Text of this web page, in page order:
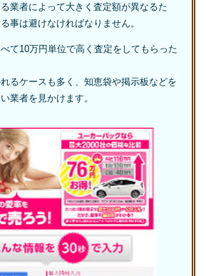
業者によって大きく査定額が異なるた
事は避けなければなりません。
て10万円単位で高く査定をしてもらった
るケースも多く、知恵袋や掲示板などを
業者を見かけます。